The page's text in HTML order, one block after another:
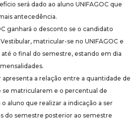
será dado ao aluno UNIFAGOC que
antecedência.
ganhará o desconto se o candidato
matricular-se no UNIFAGOC e
o final do semestre, estando em dia
apresenta a relação entre a quantidade de
se matricularem e o percentual de
aluno que realizar a indicação a ser
do semestre posterior ao semestre